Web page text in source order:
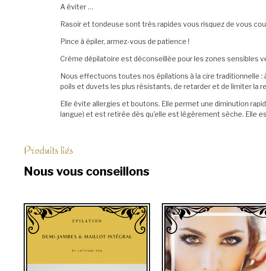
A éviter …
Rasoir et tondeuse sont très rapides vous risquez de vous
Pince à épiler, armez-vous de patience !
Crème dépilatoire est déconseillée pour les zones sensibles
Nous effectuons toutes nos épilations à la cire traditionnelle :
poils et duvets les plus résistants, de retarder et de limiter la
Elle évite allergies et boutons. Elle permet une diminution
langue) et est retirée dès qu'elle est légèrement sèche. Elle
Produits liés
Nous vous conseillons